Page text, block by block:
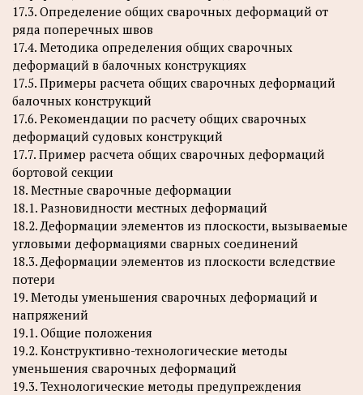
17.3. Определение общих сварочных деформаций от
ряда поперечных швов
17.4. Методика определения общих сварочных
деформаций в балочных конструкциях
17.5. Примеры расчета общих сварочных деформаций
балочных конструкций
17.6. Рекомендации по расчету общих сварочных
деформаций судовых конструкций
17.7. Пример расчета общих сварочных деформаций
бортовой секции
18. Местные сварочные деформации
18.1. Разновидности местных деформаций
18.2. Деформации элементов из плоскости, вызываемые
угловыми деформациями сварных соединений
18.3. Деформации элементов из плоскости вследствие
потери
19. Методы уменьшения сварочных деформаций и
напряжений
19.1. Общие положения
19.2. Конструктивно-технологические методы
уменьшения сварочных деформаций
19.3. Технологические методы предупреждения